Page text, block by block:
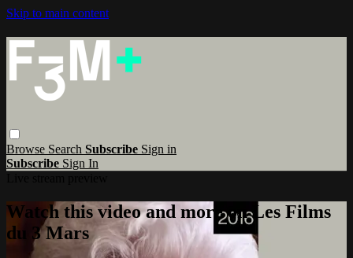
Skip to main content
Browse Search Subscribe Sign in
Subscribe Sign In
Watch this video and more on Les Films
du 3 Mars